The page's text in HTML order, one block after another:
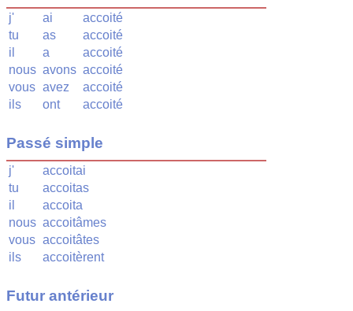
j' ai
accoité
tu
as
accoité
il
a
accoité
nous avons accoité
vous avez
accoité
ils
ont accoité
Passé simple
j'
accoitai
tu
accoitas
il
accoita
nous accoitâmes
vous accoitâtes
ils
accoitèrent
Futur antérieur